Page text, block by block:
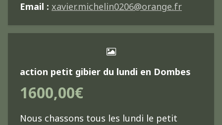
Email : xavier.michelin0206@orange.fr
action petit gibier du lundi en Dombes
1600,00€
Nous chassons tous les lundi le petit